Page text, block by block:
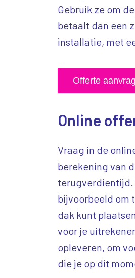
Gebruik ze om
betaalt dan een
installatie, met
Offerte
Online
Vraag in de
berekening van
terugverdientijd.
bijvoorbeeld om
dak kunt
voor je
opleveren, om
die je op dit